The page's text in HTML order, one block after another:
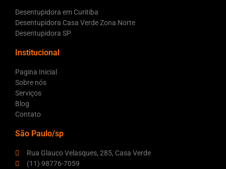
Desentupidora em Curitiba
Desentupidora Casa Verde Zona Norte
Desentupidora SP
Institucional
Pagina Inicial
Sobre nós
Serviços
Blog
Contato
São Paulo/sp
Rua Glauco Velasques, 285, Casa Verde
(11) 98776-7059